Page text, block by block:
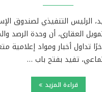
الرئيس التنفيذي لصندوق
العقاري، أن وحدة الرصد
تداول أخبار ومواد إعلامية
تفيد بفتح باب …
قراءة المزيد